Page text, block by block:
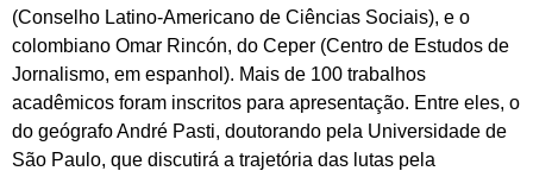
(Conselho Latino-Americano de Ciências Sociais), e o
colombiano Omar Rincón, do Ceper (Centro de Estudos de
Jornalismo, em espanhol). Mais de 100 trabalhos
acadêmicos foram inscritos para apresentação. Entre eles, o
do geógrafo André Pasti, doutorando pela Universidade de
São Paulo, que discutirá a trajetória das lutas pela